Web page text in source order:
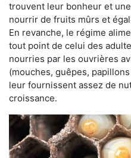
trouvent leur bonheur et
nourrir de fruits mûrs et
En revanche, le régime
tout point de celui des
nourries par les ouvrières
(mouches, guêpes,
leur fournissent assez de
croissance.